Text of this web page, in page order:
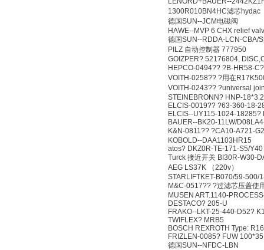
1300R010BN4HC滤芯hydac
德国SUN--JCM电磁阀
HAWE--MVP 6 CHX relief
德国SUN--RDDA-LCN-CBA/
PILZ 自动控制器 777950
GOIZPER? 52176804,
HEPCO-0494?? ?B-HR58-
VOITH-0258?? ?用在
VOITH-0243?? ?universal
STEINEBRONN? HNP-
ELCIS-0019?? ?63-360-18-
ELCIS--UY115-1024-18285?
BAUER--BK20-11LW/
K&N-0811?? ?CA10-A721-
KOBOLD--DAA1103HR15
atos? DKZ0R-TE-171-S5/Y40
Turck 接近开关 BI30R-W30-
AEG LS37K （220v）
STARLIFTKET-B070/59-500/
M&C-0517?? ?过滤芯压盖使
MUSEN ART.1140-
DESTACO? 205-U
FRAKO--LKT-25-440-D52?
TWIFLEX? MRB5
BOSCH REXROTH Type:
FRIZLEN-0085? FUW
德国SUN--NFDC-LBN